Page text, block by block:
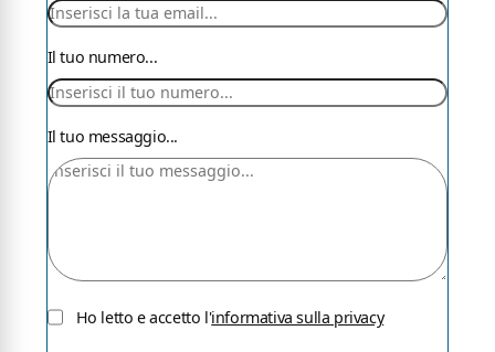
Il tuo numero...
Il tuo messaggio...
Accetta la privacy
Ho letto e accetto l'informativa sulla privacy